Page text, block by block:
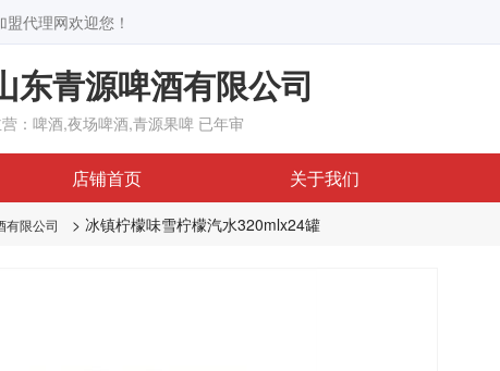
代理网欢迎您！
东青源啤酒有限公司
：啤酒,夜场啤酒,青源果啤 已年审
店铺首页 关于我们
有限公司 > 冰镇柠檬味雪柠檬汽水320mlx24罐